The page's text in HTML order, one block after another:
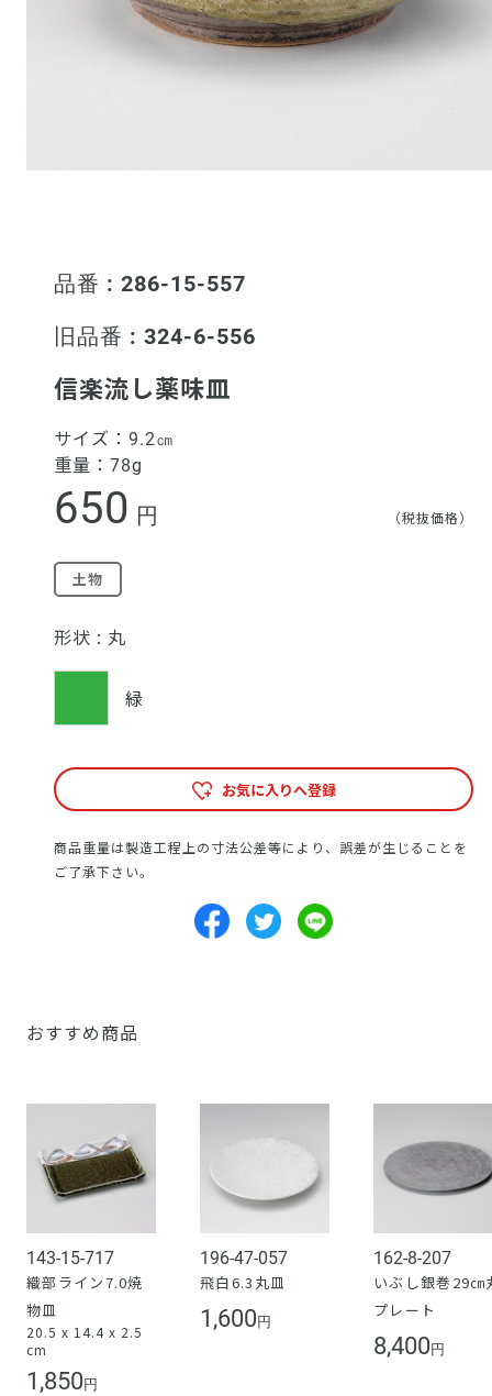
品番 : 286-15-557
旧品番 : 324-6-556
信楽流し薬味皿
サイズ： 9.2㎝
重量： 78g
650 円 （税抜価格）
土物
形状 : 丸
緑
お気に入りへ登録
商品重量は製造工程上の寸法公差等により、誤差が生じることを
ご了承下さい。
おすすめ商品
143-15-717
織部ライン7.0焼
物皿
20.5 x 14.4 x 2.5
cm
1,850 円
196-47-057
飛白6.3丸皿
1,600 円
162-8-207
いぶし銀巻29㎝
プレート
8,400 円